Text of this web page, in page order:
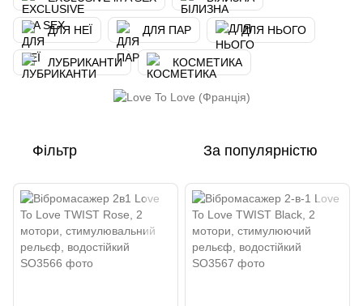
ДЛЯ НЕЇ ДЛЯ ПАР ДЛЯ НЬОГО
ЛУБРИКАНТИ КОСМЕТИКА
Фільтр За популярністю